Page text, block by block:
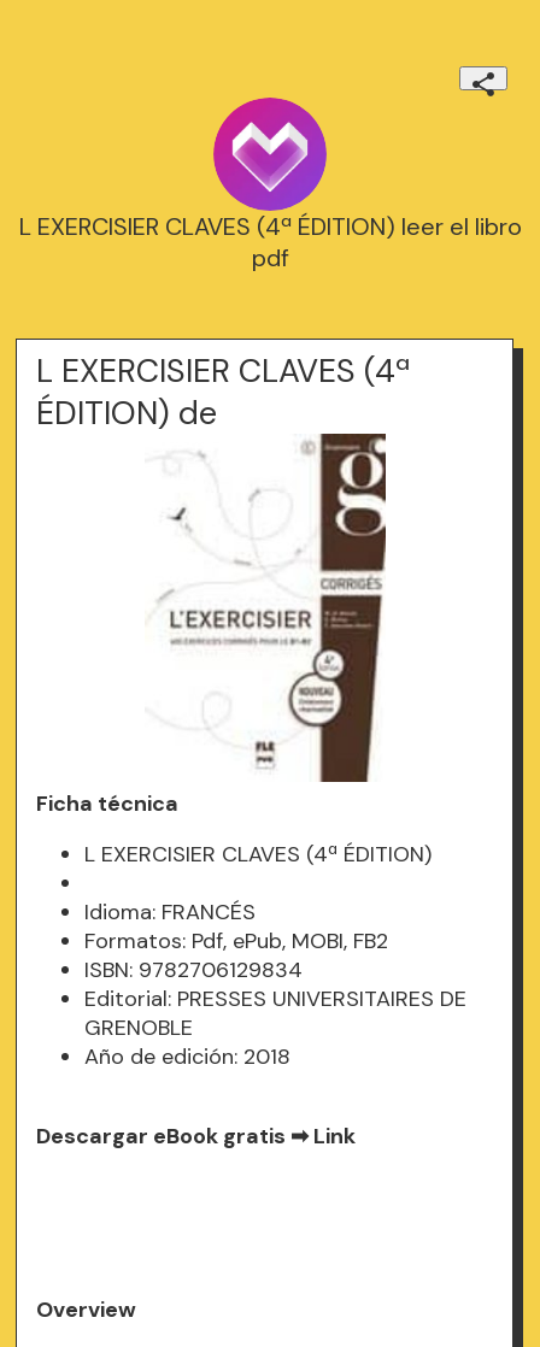
L EXERCISIER CLAVES (4ª ÉDITION) leer el libro
pdf
L EXERCISIER CLAVES (4ª
ÉDITION) de
Ficha técnica
L EXERCISIER CLAVES (4ª ÉDITION)
Idioma: FRANCÉS
Formatos: Pdf, ePub, MOBI, FB2
ISBN: 9782706129834
Editorial: PRESSES UNIVERSITAIRES DE
GRENOBLE
Año de edición: 2018
Descargar eBook gratis ➡Link
Overview